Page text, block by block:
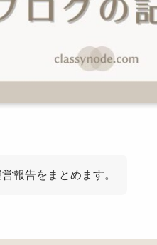
報告をまとめます。